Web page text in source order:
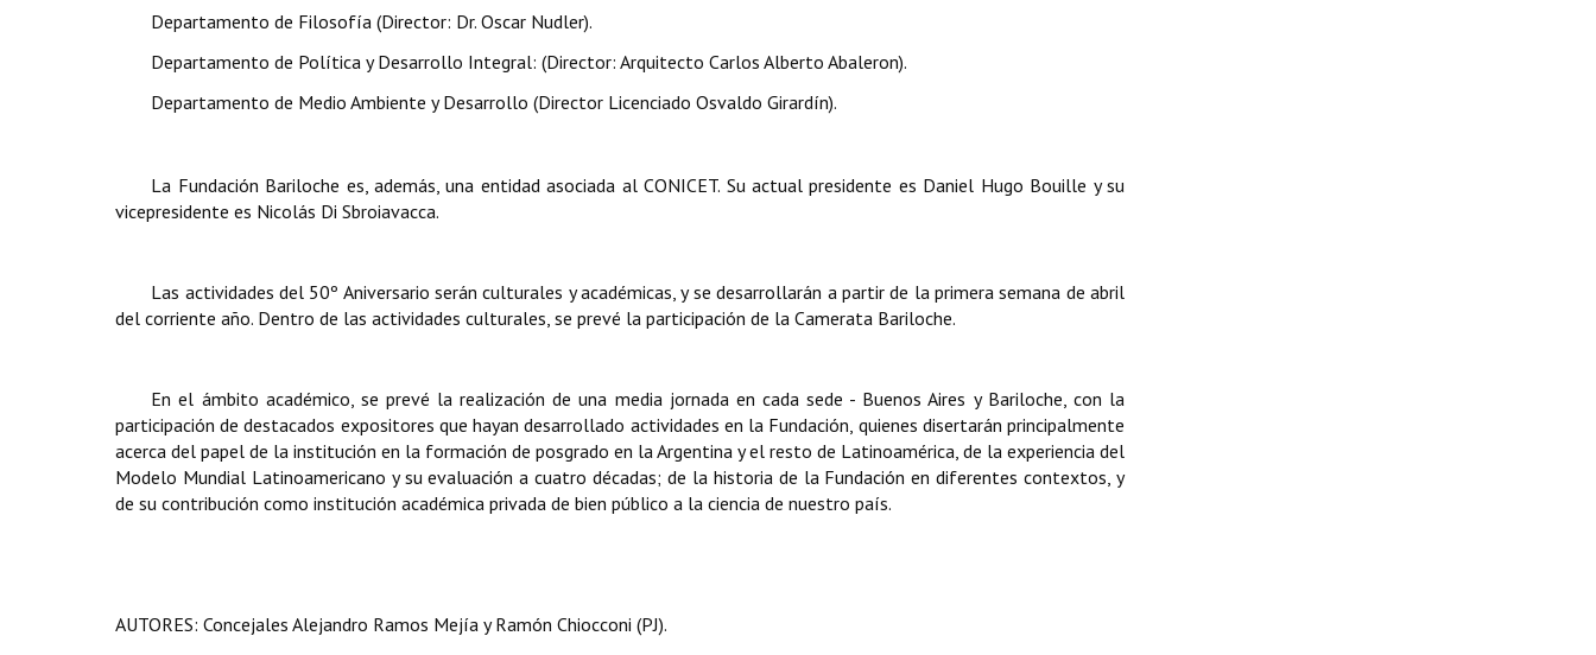
Departamento de Filosofía (Director: Dr. Oscar Nudler).
Departamento de Política y Desarrollo Integral: (Director: Arquitecto Carlos Alberto Abaleron).
Departamento de Medio Ambiente y Desarrollo (Director Licenciado Osvaldo Girardín).
La Fundación Bariloche es, además, una entidad asociada al CONICET. Su actual presidente es Daniel Hugo Bouille y su
vicepresidente es Nicolás Di Sbroiavacca.
Las actividades del 50º Aniversario serán culturales y académicas, y se desarrollarán a partir de la primera semana de abril
del corriente año. Dentro de las actividades culturales, se prevé la participación de la Camerata Bariloche.
En el ámbito académico, se prevé la realización de una media jornada en cada sede - Buenos Aires y Bariloche, con la
participación de destacados expositores que hayan desarrollado actividades en la Fundación, quienes disertarán principalmente
acerca del papel de la institución en la formación de posgrado en la Argentina y el resto de Latinoamérica, de la experiencia del
Modelo Mundial Latinoamericano y su evaluación a cuatro décadas; de la historia de la Fundación en diferentes contextos, y
de su contribución como institución académica privada de bien público a la ciencia de nuestro país.
AUTORES: Concejales Alejandro Ramos Mejía y Ramón Chiocconi (PJ).